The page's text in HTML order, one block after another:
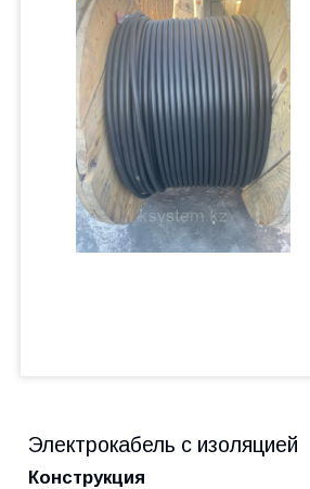
Электрокабель с изоляцией
Конструкция